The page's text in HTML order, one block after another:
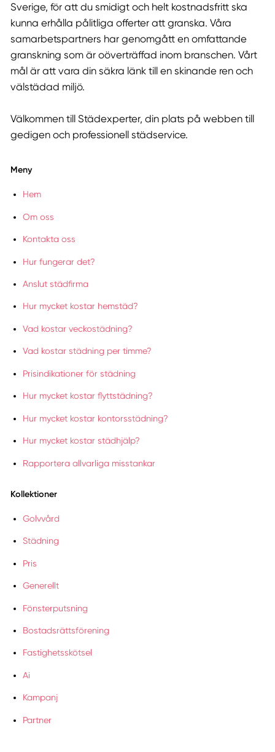
Sverige, för att du smidigt och helt kostnadsfritt ska
kunna erhålla pålitliga offerter att granska. Våra
samarbetspartners har genomgått en omfattande
granskning som är oöverträffad inom branschen. Vårt
mål är att vara din säkra länk till en skinande ren och
välstädad miljö.
Välkommen till Städexperter, din plats på webben till
gedigen och professionell städservice.
Meny
Hem
Om oss
Kontakta oss
Hur fungerar det?
Anslut städfirma
Hur mycket kostar hemstäd?
Vad kostar veckostädning?
Vad kostar städning per timme?
Prisindikationer för städning
Hur mycket kostar flyttstädning?
Hur mycket kostar kontorsstädning?
Hur mycket kostar städhjälp?
Rapportera allvarliga misstankar
Kollektioner
Golvvård
Städning
Pris
Generellt
Fönsterputsning
Bostadsrättsförening
Fastighetsskötsel
Ai
Kampanj
Partner